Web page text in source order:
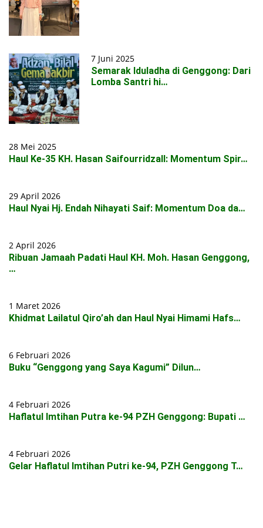
7 Juni 2025
Semarak Iduladha di Genggong: Dari
Lomba Santri hi…
28 Mei 2025
Haul Ke-35 KH. Hasan Saifourridzall: Momentum Spir…
29 April 2026
Haul Nyai Hj. Endah Nihayati Saif: Momentum Doa da…
2 April 2026
Ribuan Jamaah Padati Haul KH. Moh. Hasan Genggong,
…
1 Maret 2026
Khidmat Lailatul Qiro’ah dan Haul Nyai Himami Hafs…
6 Februari 2026
Buku “Genggong yang Saya Kagumi” Dilun…
4 Februari 2026
Haflatul Imtihan Putra ke-94 PZH Genggong: Bupati …
4 Februari 2026
Gelar Haflatul Imtihan Putri ke-94, PZH Genggong T…